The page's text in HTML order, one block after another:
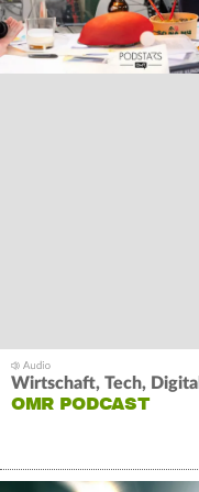
Wirtschaft, Tech, Digital
OMR PODCAST